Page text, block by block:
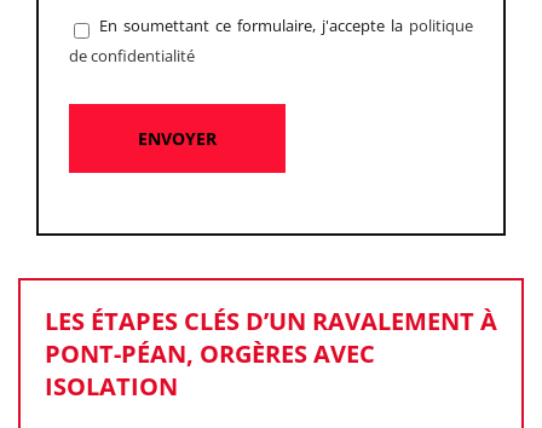
En soumettant ce formulaire, j'accepte la politique
de confidentialité
LES ÉTAPES CLÉS D’UN RAVALEMENT À
PONT-PÉAN, ORGÈRES AVEC
ISOLATION